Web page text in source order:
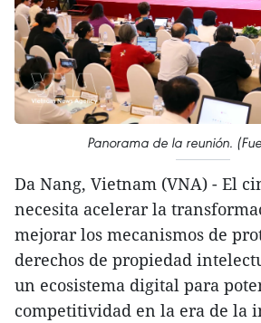
Panorama de la reunión.
Da Nang, Vietnam (VNA) - El
necesita acelerar la
mejorar los mecanismos de
derechos de propiedad
un ecosistema digital para
competitividad en la era de la